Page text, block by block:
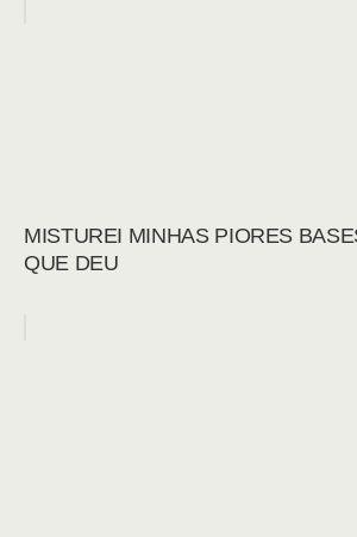
MISTUREI MINHAS PIORES
QUE DEU